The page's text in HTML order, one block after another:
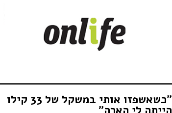
"כשאשפזו אותי במשקל של 33 קילו